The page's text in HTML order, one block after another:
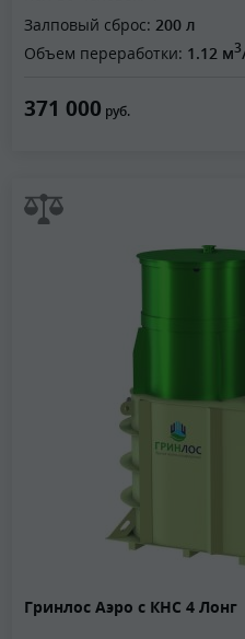
Залповый сброс: 200 л
Объем переработки: 1.12 м3
371 000 руб.
Гринлос Аэро с КНС 4 Лонг